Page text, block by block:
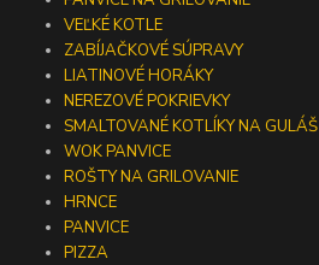
VEĽKÉ KOTLE
ZABÍJAČKOVÉ SÚPRAVY
LIATINOVÉ HORÁKY
NEREZOVÉ POKRIEVKY
SMALTOVANÉ KOTLÍKY NA GULÁŠ
WOK PANVICE
ROŠTY NA GRILOVANIE
HRNCE
PANVICE
PIZZA